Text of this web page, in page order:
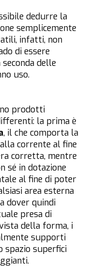
dedurre la
semplicemente
infatti, non
di essere
seconda delle
uso.
prodotti
la prima è
, il che comporta la
corrente al fine
corretta, mentre
sé in dotazione
al fine di poter
area esterna
dover quindi
presa di
della forma, i
supporti
spazio superfici